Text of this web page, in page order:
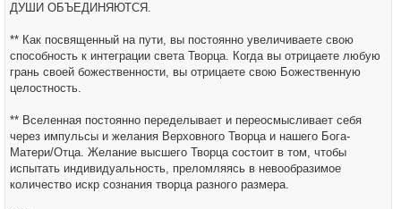
ДУШИ ОБЪЕДИНЯЮТСЯ.
** Как посвященный на пути, вы постоянно увеличиваете свою
способность к интеграции света Творца. Когда вы отрицаете любую
грань своей божественности, вы отрицаете свою Божественную
целостность.
** Вселенная постоянно переделывает и переосмысливает себя
через импульсы и желания Верховного Творца и нашего Бога-
Матери/Отца. Желание высшего Творца состоит в том, чтобы
испытать индивидуальность, преломляясь в невообразимое
количество искр сознания творца разного размера.